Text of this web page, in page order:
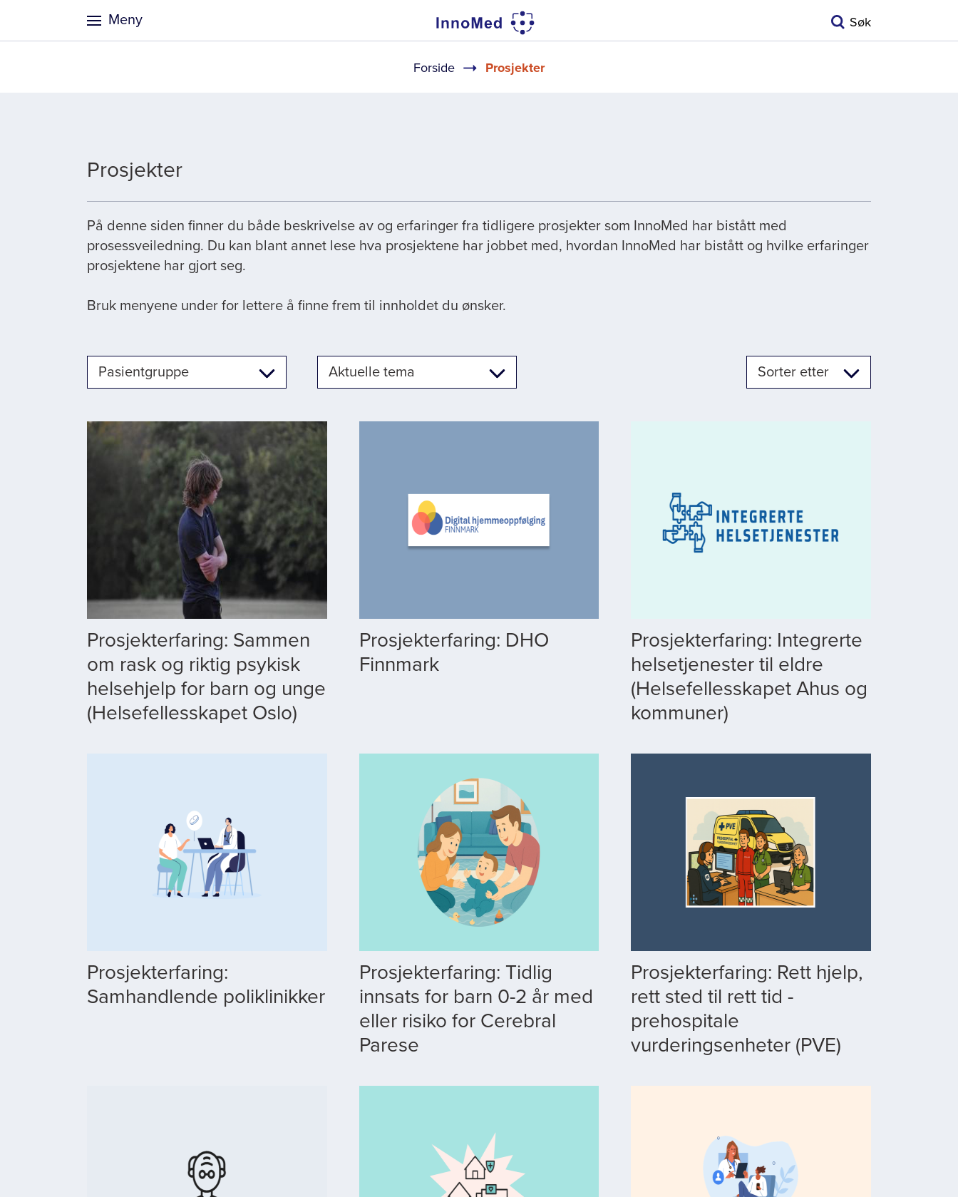
Meny Søk
Navigasjonssti
Forside Prosjekter
Prosjekter
På denne siden finner du både beskrivelse av og erfaringer fra tidligere prosjekter som InnoMed har bistått med
prosessveiledning. Du kan blant annet lese hva prosjektene har jobbet med, hvordan InnoMed har bistått og hvilke erfaringer
prosjektene har gjort seg.
Bruk menyene under for lettere å finne frem til innholdet du ønsker.
Pasientgruppe Aktuelle tema Sorter etter
Prosjekterfaring: Sammen
om rask og riktig psykisk
helsehjelp for barn og unge
(Helsefellesskapet Oslo)
Prosjekterfaring: DHO
Finnmark
Prosjekterfaring: Integrerte
helsetjenester til eldre
(Helsefellesskapet Ahus og
kommuner)
Prosjekterfaring:
Samhandlende poliklinikker
Prosjekterfaring: Tidlig
innsats for barn 0-2 år med
eller risiko for Cerebral
Parese
Prosjekterfaring: Rett hjelp,
rett sted til rett tid -
prehospitale
vurderingsenheter (PVE)